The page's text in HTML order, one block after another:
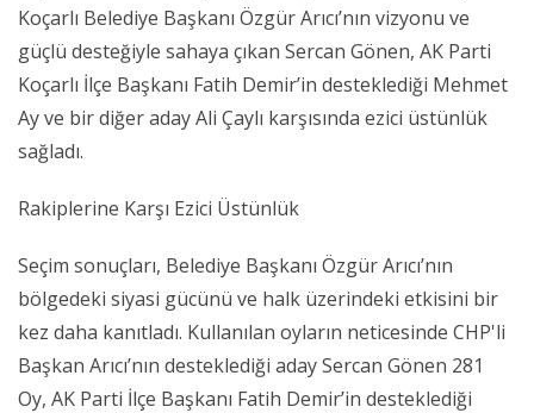
Koçarlı Belediye Başkanı Özgür Arıcı’nın vizyonu ve
güçlü desteğiyle sahaya çıkan Sercan Gönen, AK Parti
Koçarlı İlçe Başkanı Fatih Demir’in desteklediği Mehmet
Ay ve bir diğer aday Ali Çaylı karşısında ezici üstünlük
sağladı.
Rakiplerine Karşı Ezici Üstünlük
Seçim sonuçları, Belediye Başkanı Özgür Arıcı’nın
bölgedeki siyasi gücünü ve halk üzerindeki etkisini bir
kez daha kanıtladı. Kullanılan oyların neticesinde CHP'li
Başkan Arıcı’nın desteklediği aday Sercan Gönen 281
Oy, AK Parti İlçe Başkanı Fatih Demir’in desteklediği